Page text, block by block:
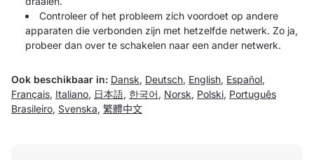
Controleer of het probleem zich voordoet op andere
apparaten die verbonden zijn met hetzelfde netwerk. Zo ja,
probeer dan over te schakelen naar een ander netwerk.
Ook beschikbaar in: Dansk, Deutsch, English, Español,
Français, Italiano, 日本語, 한국어 , Norsk, Polski, Português
Brasileiro, Svenska, 繁體中文